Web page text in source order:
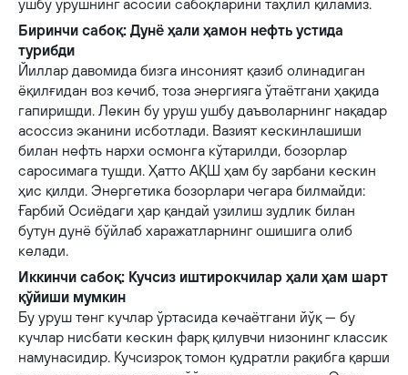
ушбу урушнинг асосий сабоқларини таҳлил қиламиз.
Биринчи сабоқ: Дунё ҳали ҳамон нефть устида
турибди
Йиллар давомида бизга инсоният қазиб олинадиган
ёқилғидан воз кечиб, тоза энергияга ўтаётгани ҳақида
гапиришди. Лекин бу уруш ушбу даъволарнинг нақадар
асоссиз эканини исботлади. Вазият кескинлашиши
билан нефть нархи осмонга кўтарилди, бозорлар
саросимага тушди. Ҳатто АҚШ ҳам бу зарбани кескин
ҳис қилди. Энергетика бозорлари чегара билмайди:
Ғарбий Осиёдаги ҳар қандай узилиш зудлик билан
бутун дунё бўйлаб харажатларнинг ошишига олиб
келади.
Иккинчи сабоқ: Кучсиз иштирокчилар ҳали ҳам шарт
қўйиши мумкин
Бу уруш тенг кучлар ўртасида кечаётгани йўқ — бу
кучлар нисбати кескин фарқ қилувчи низонинг классик
намунасидир. Кучсизроқ томон қудратли рақибга қарши